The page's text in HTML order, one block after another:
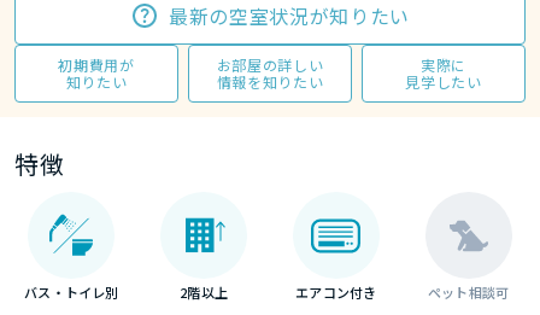
最新の空室状況が知りたい
初期費用が
知りたい
お部屋の詳しい
情報を知りたい
実際に
見学したい
特徴
バス・トイレ別 2階以上 エアコン付き ペット相談可